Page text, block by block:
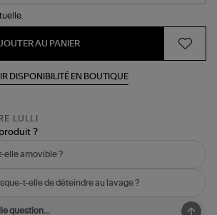
AU PANIER
DISPONIBILITÉ EN BOUTIQUE
LULLI
?
elle amovible ?
t-elle de déteindre au lavage ?